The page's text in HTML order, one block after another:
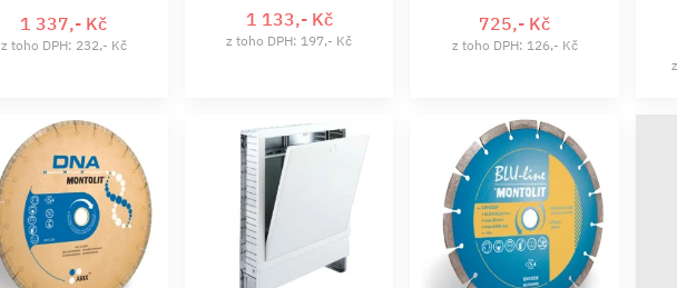
1 337,- Kč
z toho DPH: 232,- Kč
1 133,- Kč
z toho DPH: 197,- Kč
725,- Kč
z toho DPH: 126,- Kč